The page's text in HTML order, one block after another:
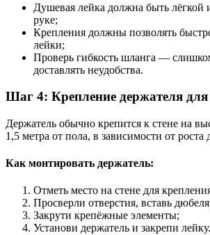
Душевая лейка должна быть лёгкой
руке;
Крепления должны позволять
лейки;
Проверь гибкость шланга —
доставлять неудобства.
Шаг 4: Крепление держателя
Держатель обычно крепится к стене на
1,5 метра от пола, в зависимости от роста
Как монтировать держатель:
Отметь место на стене для
Просверли отверстия, вставь
Закрути крепёжные элементы;
Установи держатель и закрепи лейку.